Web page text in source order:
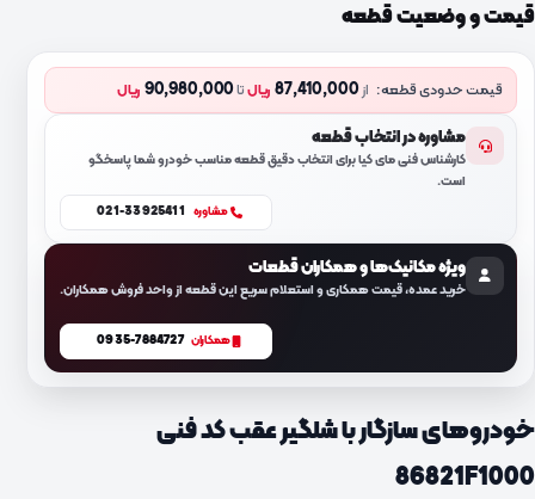
قیمت و وضعیت قطعه
قیمت حدودی قطعه: از87,410,000 ریالتا90,980,000 ریال
مشاوره در انتخاب قطعه
کارشناس فنی مای کیا برای انتخاب دقیق قطعه مناسب خودرو شما پاسخگو
است.
مشاوره 021-33925411
ویژه مکانیک‌ها و همکاران قطعات
خرید عمده، قیمت همکاری و استعلام سریع این قطعه از واحد فروش همکاران.
همکاران 0935-7884727
خودروهای سازگار با شلگیر عقب کد فنی
86821F1000